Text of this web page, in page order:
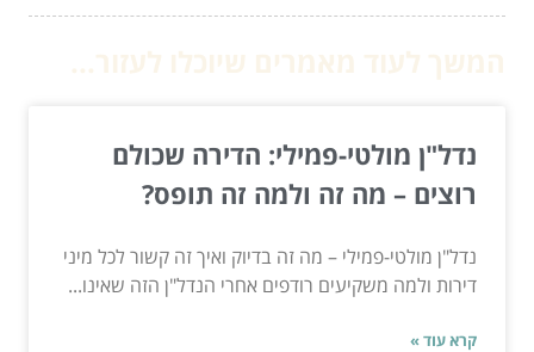
נדל"ן מולטי-פמילי: הדירה שכולם
רוצים – מה זה ולמה זה תופס?
נדל"ן מולטי-פמילי – מה זה בדיוק ואיך זה קשור לכל מיני
דירות ולמה משקיעים רודפים אחרי הנדל"ן הזה שאינו...
קרא עוד »